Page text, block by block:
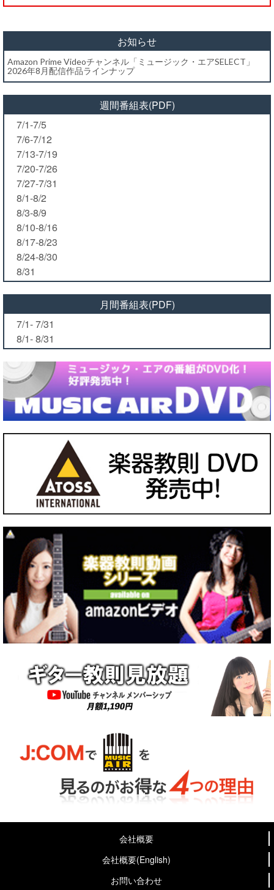
お知らせ
Amazon Prime Videoチャンネル「ミュージック・エアSELECT」
2026年8月配信作品ラインナップ
週間番組表(PDF)
7/1-7/5
7/6-7/12
7/13-7/19
7/20-7/26
7/27-7/31
8/1-8/2
8/3-8/9
8/10-8/16
8/17-8/23
8/24-8/30
8/31
月間番組表(PDF)
7/1- 7/31
8/1- 8/31
会社概要
会社概要(English)
お問い合わせ